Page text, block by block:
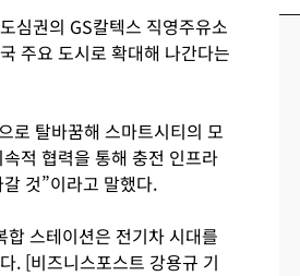
심권의 GS칼텍스 직영주유소
주요 도시로 확대해 나간다는
로 탈바꿈해 스마트시티의 모
적 협력을 통해 충전 인프라
것”이라고 말했다.
합 스테이션은 전기차 시대를
. [비즈니스포스트 강용규 기